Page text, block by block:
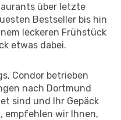
über letzte
Bestseller bis hin
leckeren Frühstück
etwas dabei.
Condor betrieben
nach Dortmund
sind und Ihr Gepäck
empfehlen wir Ihnen,